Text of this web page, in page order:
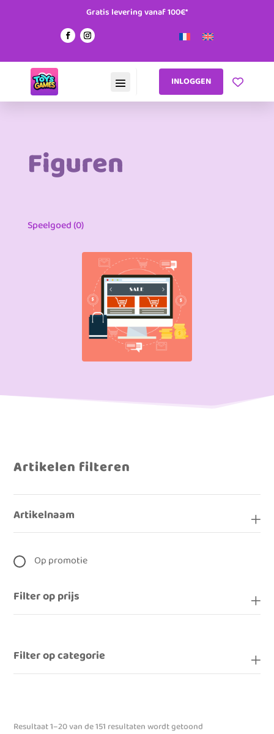
Gratis levering vanaf 100€*
INLOGGEN
Figuren
Speelgoed (0)
Artikelen filteren
Artikelnaam
Op promotie
Filter op prijs
Filter op categorie
Resultaat 1–20 van de 151 resultaten wordt getoond